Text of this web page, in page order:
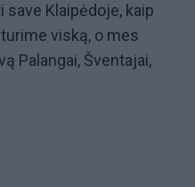
Klaipėdoje, kaip
viską, o mes
Palangai, Šventajai,